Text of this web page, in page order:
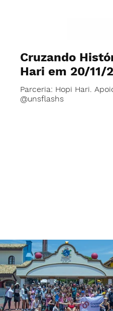
Parceria: Hopi Hari.
@unsflashs
Cruzando
Hari em 20/11/